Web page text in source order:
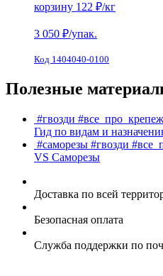
корзину 122 ₽/кг
3 050 ₽/упак.
Код 1404040-0100
Полезные
#гвозди #все_про_крепеж
Гид по видам и
#саморезы #гвозди
VS Cаморезы
Доставка по всей
Безопасная оплата
Служба поддержки по